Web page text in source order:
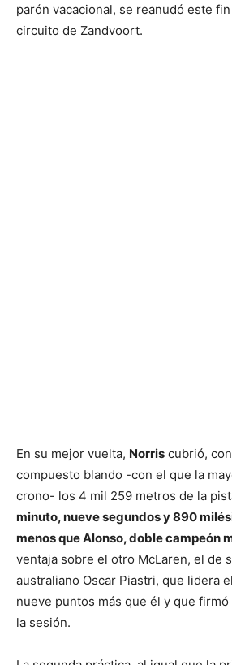
parón vacacional, se reanudó este
circuito de Zandvoort.
En su mejor vuelta, Norris cubrió,
compuesto blando -con el que la
crono- los 4 mil 259 metros de la
minuto, nueve segundos y 890
menos que Alonso, doble campeón
ventaja sobre el otro McLaren, el de
australiano Oscar Piastri, que lidera
nueve puntos más que él y que
la sesión.